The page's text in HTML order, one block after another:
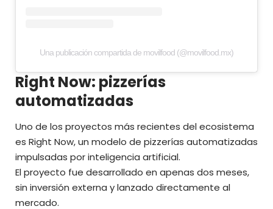
Una publicación compartida de movilfood (@movilfood.mx)
Right Now: pizzerías
automatizadas
Uno de los proyectos más recientes del ecosistema
es Right Now, un modelo de pizzerías automatizadas
impulsadas por inteligencia artificial.
El proyecto fue desarrollado en apenas dos meses,
sin inversión externa y lanzado directamente al
mercado.